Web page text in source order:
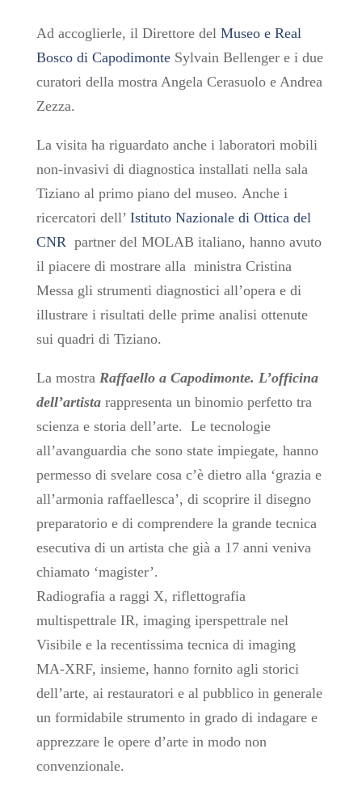
Ad accoglierle, il Direttore del Museo e Real
Bosco di Capodimonte Sylvain Bellenger e i due
curatori della mostra Angela Cerasuolo e Andrea
Zezza.
La visita ha riguardato anche i laboratori mobili
non-invasivi di diagnostica installati nella sala
Tiziano al primo piano del museo. Anche i
ricercatori dell’ Istituto Nazionale di Ottica del
CNR partner del MOLAB italiano, hanno avuto
il piacere di mostrare alla ministra Cristina
Messa gli strumenti diagnostici all’opera e di
illustrare i risultati delle prime analisi ottenute
sui quadri di Tiziano.
La mostra Raffaello a Capodimonte. L’officina
dell’artista rappresenta un binomio perfetto tra
scienza e storia dell’arte. Le tecnologie
all’avanguardia che sono state impiegate, hanno
permesso di svelare cosa c’è dietro alla ‘grazia e
all’armonia raffaellesca’, di scoprire il disegno
preparatorio e di comprendere la grande tecnica
esecutiva di un artista che già a 17 anni veniva
chiamato ‘magister’.
Radiografia a raggi X, riflettografia
multispettrale IR, imaging iperspettrale nel
Visibile e la recentissima tecnica di imaging
MA-XRF, insieme, hanno fornito agli storici
dell’arte, ai restauratori e al pubblico in generale
un formidabile strumento in grado di indagare e
apprezzare le opere d’arte in modo non
convenzionale.